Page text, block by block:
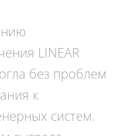
LINEAR
без проблем
к
систем.